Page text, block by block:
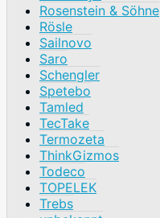
Rosenstein & Söhne
Rösle
Sailnovo
Saro
Schengler
Spetebo
Tamled
TecTake
Termozeta
ThinkGizmos
Todeco
TOPELEK
Trebs